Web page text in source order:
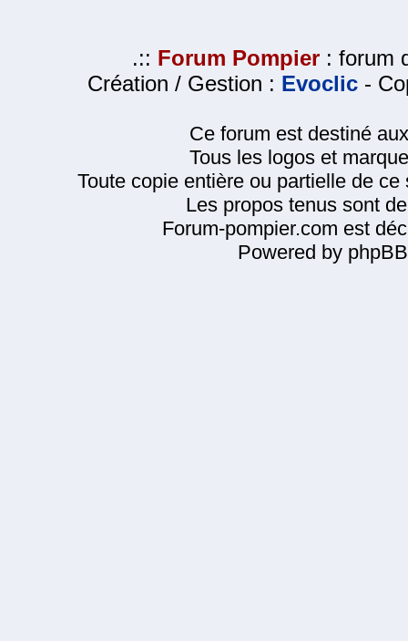
.:: Forum Pompier : forum
Création / Gestion : Evoclic -
Ce forum est destiné
Tous les logos et
Toute copie entière ou partielle de
Les propos tenus sont
Forum-pompier.com est
Powered by